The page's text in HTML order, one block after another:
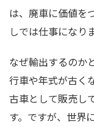
は、廃車に価値を
しでは仕事になり
なぜ輸出するのか
行車や年式が古く
古車として販売し
す。ですが、世界